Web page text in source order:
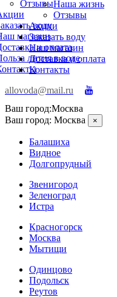
Отзывы
воду
магазин
и оплата
лития в воде
Наша жизнь
Отзывы
Акции
Заказать воду
Наш магазин
Доставка и оплата
Контакты
allovoda@mail.ru
Ваш город:Москва
Ваш город: Москва ×
Балашиха
Видное
Долгопрудный
Звенигород
Зеленоград
Истра
Красногорск
Москва
Мытищи
Одинцово
Подольск
Реутов